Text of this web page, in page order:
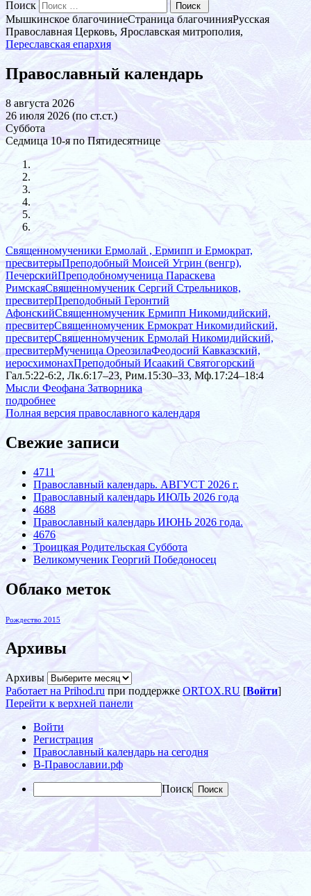
Поиск
Мышкинское благочиниеСтраница благочинияРусская
Православная Церковь, Ярославская митрополия,
Переславская епархия
Православный календарь
8 августа 2026
26 июля 2026 (по ст.ст.)
Суббота
Седмица 10-я по Пятидесятнице
Священномученики Ермолай , Ермипп и Ермократ,
пресвитерыПреподобный Моисей Угрин (венгр),
ПечерскийПреподобномученица Параскева
РимскаяСвященномученик Сергий Стрельников,
пресвитерПреподобный Геронтий
АфонскийСвященномученик Ермипп Никомидийский,
пресвитерСвященномученик Ермократ Никомидийский,
пресвитерСвященномученик Ермолай Никомидийский,
пресвитерМученица ОреозилаФеодосий Кавказский,
иеросхимонахПреподобный Исаакий Святогорский
Гал.5:22-6:2, Лк.6:17–23, Рим.15:30–33, Мф.17:24–18:4
Мысли Феофана Затворника
подробнее
Полная версия православного календаря
Свежие записи
4711
Православный календарь. АВГУСТ 2026 г.
Православный календарь ИЮЛЬ 2026 года
4688
Православный календарь ИЮНЬ 2026 года.
4676
Троицкая Родительская Суббота
Великомученик Георгий Победоносец
Облако меток
Рождество 2015
Архивы
Архивы
Работает на Prihod.ru при поддержке ORTOX.RU [Войти]
Перейти к верхней панели
Войти
Регистрация
Православный календарь на сегодня
В-Православии.рф
Поиск